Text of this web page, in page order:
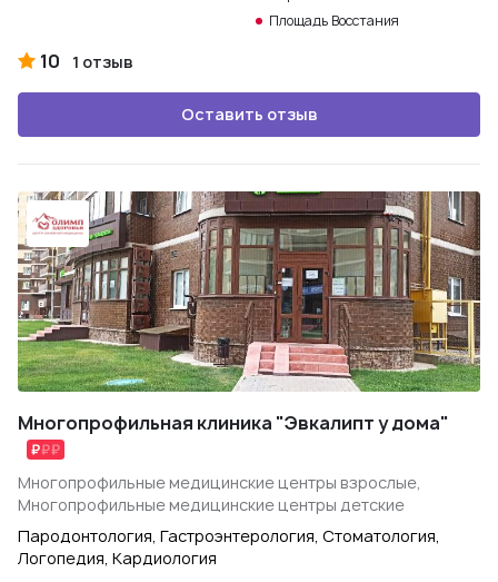
Площадь Восстания
10 1 отзыв
Оставить отзыв
Многопрофильная клиника "Эвкалипт у дома"
Многопрофильные медицинские центры взрослые,
Многопрофильные медицинские центры детские
Пародонтология, Гастроэнтерология, Стоматология,
Логопедия, Кардиология